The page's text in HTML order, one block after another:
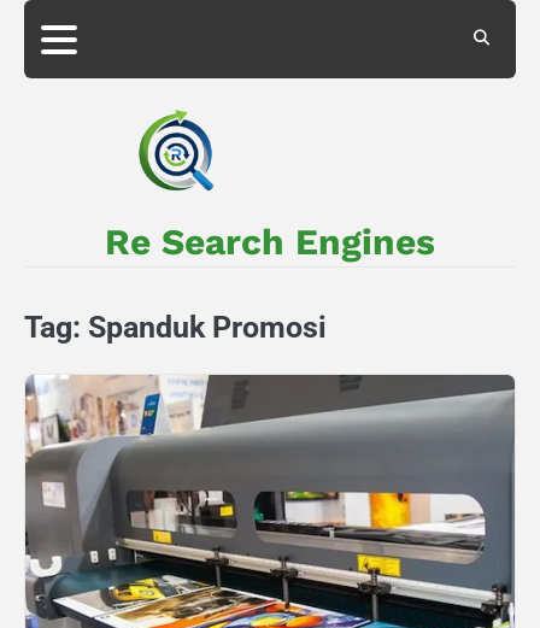
Skip
content
About
Privacy
Re Search Engines
Tag: Spanduk Promosi